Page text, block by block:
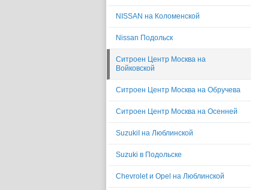
NISSAN на Коломенской
Nissan Подольск
Ситроен Центр Москва на
Войковской
Ситроен Центр Москва на Обручева
Ситроен Центр Москва на Осенней
SuzukiI на Люблинской
Suzuki в Подольске
Сhevrolet и Opel на Люблинской